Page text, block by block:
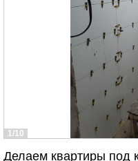
1/10
Делаем квартиры под